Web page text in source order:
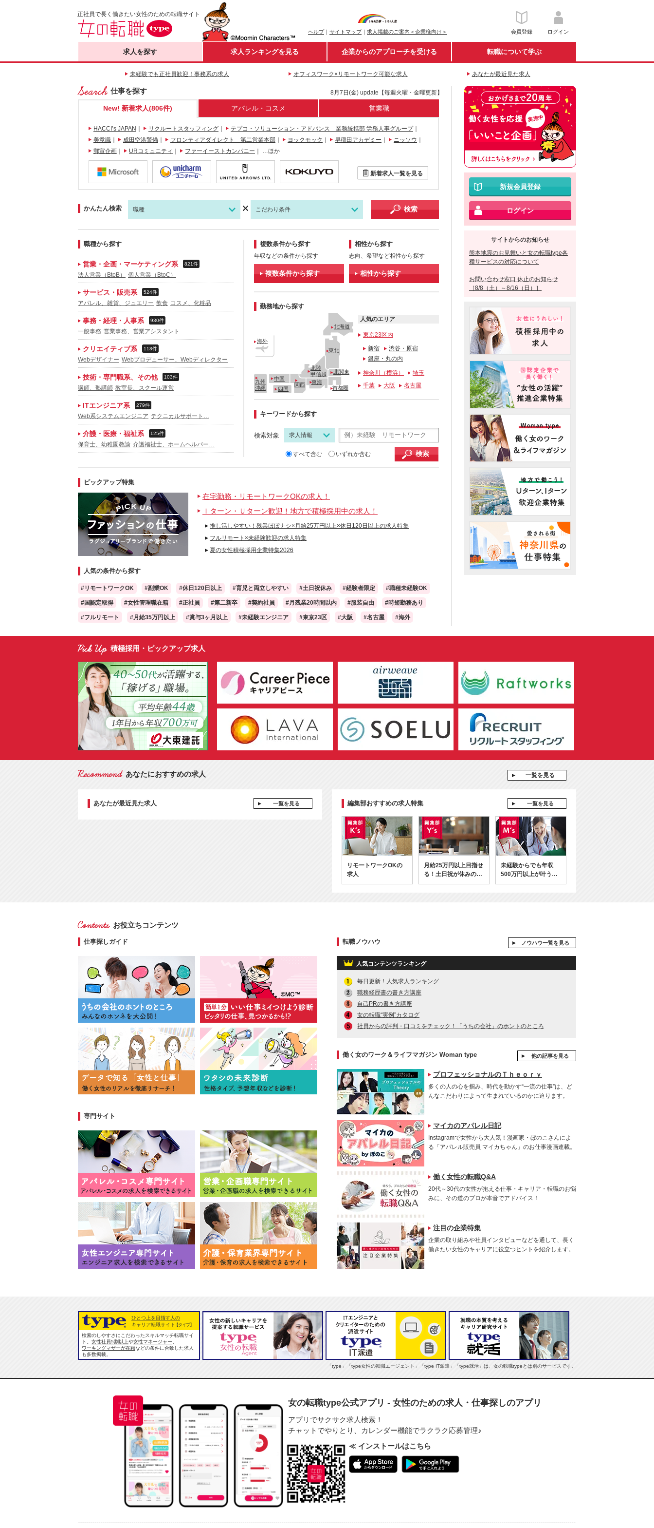
正社員で長く働きたい女性のための転職サイト
ヘルプ｜ サイトマップ｜ 求人掲載のご案内＜企業様向け＞ 会員登録 ログイン
求人を探す 求人ランキングを見る 企業からのアプローチを受ける 転職について学ぶ
未経験でも正社員歓迎！事務系の求人 オフィスワーク×リモートワーク可能な求人 あなたが最近見た求人
仕事を探す 8月7日(金) update【毎週火曜・金曜更新】
New! 新着求人(806件) アパレル・コスメ 営業職
HACCI’s JAPAN リクルートスタッフィング テプコ・ソリューション・アドバンス 業務統括部 労務人事グループ｜
美意識
成田空港警備 フロンティアダイレクト 第二営業本部 ヨックモック 早稲田アカデミー ニッソウ
郵宣企画
URコミュニティ ファーイーストカンパニー …ほか
新着求人一覧を見る
かんたん検索 職種 こだわり条件 検索
職種から探す
営業・企画・マーケティング系 821件
法人営業（BtoB） 個人営業（BtoC）
サービス・販売系 524件
アパレル、雑貨、ジュエリー 飲食 コスメ、化粧品
事務・経理・人事系 930件
一般事務 営業事務、営業アシスタント
クリエイティブ系 118件
Webデザイナー Webプロデューサー、Webディレクター
技術・専門職系、その他 103件
講師、塾講師 教室長、スクール運営
ITエンジニア系 279件
Web系システムエンジニア テクニカルサポート…
介護・医療・福祉系 125件
保育士、幼稚園教諭 介護福祉士、ホームヘルパー…
複数条件から探す
年収などの条件から探す
複数条件から探す
相性から探す
志向、希望など相性から探す
相性から探す
勤務地から探す
北海道
東北
北関東
首都圏
北陸
甲信越
東海
関西
中国
四国
九州
沖縄
海外
人気のエリア
東京23区内
新宿
渋谷・原宿
銀座・丸の内
神奈川（横浜）
埼玉
千葉
大阪 名古屋
キーワードから探す
検索対象 求人情報
すべて含む いずれか含む 検索
ピックアップ特集
在宅勤務・リモートワークOKの求人！
Ｉターン・Ｕターン歓迎！地方で積極採用中の求人！
推し活しやすい！残業ほぼナシ×月給25万円以上×休日120日以上の求人特集
フルリモート×未経験歓迎の求人特集
夏の女性積極採用企業特集2026
人気の条件から探す
#リモートワークOK #副業OK #休日120日以上 #育児と両立しやすい #土日祝休み #経験者限定 #職種未経験OK
#国認定取得 #女性管理職在籍 #正社員 #第二新卒 #契約社員 #月残業20時間以内 #服装自由 #時短勤務あり
#フルリモート #月給35万円以上 #賞与3ヶ月以上 #未経験エンジニア #東京23区 #大阪 #名古屋 #海外
新規会員登録
ログイン
サイトからのお知らせ
熊本地震のお見舞いと女の転職type各
種サービスの対応について
お問い合わせ窓口 休止のお知らせ
［8/8（土）～8/16（日）］
積極採用・ピックアップ求人
あなたにおすすめの求人 一覧を見る
あなたが最近見た求人 一覧を見る 編集部おすすめの求人特集 一覧を見る
リモートワークOKの
求人
月給25万円以上目指せ
る！土日祝が休みの仕
事
未経験からでも年収
500万円以上が叶うお
仕事
お役立ちコンテンツ
仕事探しガイド
専門サイト
転職ノウハウ ノウハウ一覧を見る
人気コンテンツランキング
毎日更新！人気求人ランキング
職務経歴書の書き方講座
自己PRの書き方講座
女の転職“実例”カタログ
社員からの評判・口コミをチェック！「うちの会社」のホントのところ
働く女のワーク＆ライフマガジン Woman type 他の記事を見る
プロフェッショナルのＴｈｅｏｒｙ
多くの人の心を掴み、時代を動かす“一流の仕事”は、ど
んなこだわりによって生まれているのかに迫ります。
マイカのアパレル日記
Instagramで女性から大人気！漫画家・ぼのこさんによ
る「アパレル販売員 マイカちゃん」のお仕事漫画連載。
働く女性の転職Q&A
20代～30代の女性が抱える仕事・キャリア・転職のお悩
みに、その道のプロが本音でアドバイス！
注目の企業特集
企業の取り組みや社員インタビューなどを通して、長く
働きたい女性のキャリアに役立つヒントを紹介します。
ひとつ上を目指す人の
キャリア転職サイト 【タイプ】
検索のしやすさにこだわったスキルマッチ転職サイ
ト。 女性社員5割以上や女性マネージャー
ワーキングマザーが在籍などの条件に合致した求人
も多数掲載。
「type」「type女性の転職エージェント」「type IT派遣」「type就活」は、女の転職typeとは別のサービスです。
女の転職type公式アプリ - 女性のための求人・仕事探しのアプリ
アプリでサクサク求人検索！
チャットでやりとり、カレンダー機能でラクラク応募管理♪
≪ インストールはこちら